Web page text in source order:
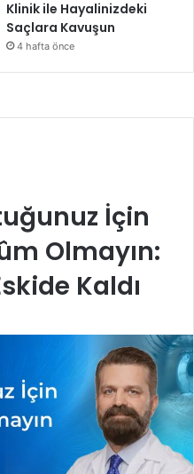
Klinik ile Hayalinizdeki
Saçlara Kavuşun
4 hafta önce